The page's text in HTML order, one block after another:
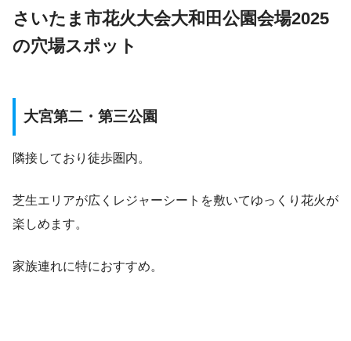
さいたま市花火大会大和田公園会場2025
の穴場スポット
大宮第二・第三公園
隣接しており徒歩圏内。
芝生エリアが広くレジャーシートを敷いてゆっくり花火が
楽しめます。
家族連れに特におすすめ。